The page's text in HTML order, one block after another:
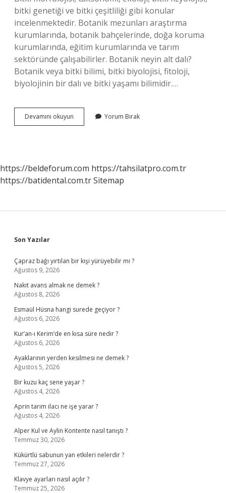
bitki genetiği ve bitki çeşitliliği gibi konular
incelenmektedir. Botanik mezunları araştırma
kurumlarında, botanik bahçelerinde, doğa koruma
kurumlarında, eğitim kurumlarında ve tarım
sektöründe çalışabilirler. Botanik neyin alt dalı?
Botanik veya bitki bilimi, bitki biyolojisi, fitoloji,
biyolojinin bir dalı ve bitki yaşamı bilimidir.…
Devamını okuyun Botanikçi
Olmak
Yorum Bırak
https://beldeforum.com https://tahsilatpro.com.tr
https://batidental.com.trSitemap
Sidebar
Son Yazılar
Çapraz bağı yırtılan bir kişi yürüyebilir mi ?
Ağustos 9, 2026
Nakit avans almak ne demek ?
Ağustos 8, 2026
Esmaül Hüsna hangi surede geçiyor ?
Ağustos 6, 2026
Kur’an-ı Kerim’de en kısa süre nedir ?
Ağustos 6, 2026
Ayaklarının yerden kesilmesi ne demek ?
Ağustos 5, 2026
Bir kuzu kaç sene yaşar ?
Ağustos 4, 2026
Aprin tarım ilacı ne işe yarar ?
Ağustos 4, 2026
Alper Kul ve Aylin Kontente nasıl tanıştı ?
Temmuz 30, 2026
Kükürtlü sabunun yan etkileri nelerdir ?
Temmuz 27, 2026
Klavye ayarları nasıl açılır ?
Temmuz 25, 2026